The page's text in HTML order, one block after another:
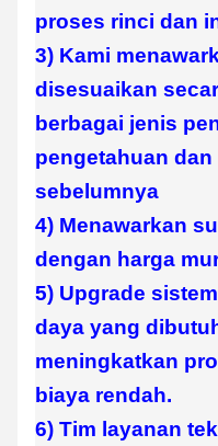
proses rinci dan
3) Kami
disesuaikan
berbagai jenis
pengetahuan
sebelumnya
4) Menawarkan
dengan harga
5) Upgrade
daya yang
meningkatkan
biaya rendah.
6) Tim layanan